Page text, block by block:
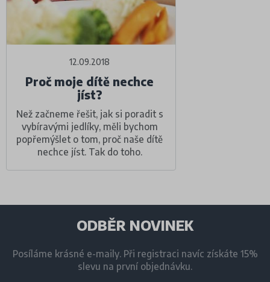
12.09.2018
Proč moje dítě nechce
jíst?
Než začneme řešit, jak si poradit s
vybíravými jedlíky, měli bychom
popřemýšlet o tom, proč naše dítě
nechce jíst. Tak do toho.
ODBĚR NOVINEK
Posíláme krásné e-maily. Při registraci navíc získáte 15%
slevu na první objednávku.